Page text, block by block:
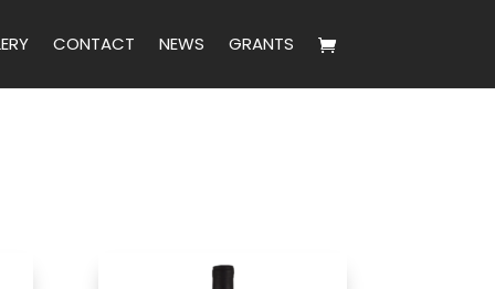
CONTACT NEWS GRANTS